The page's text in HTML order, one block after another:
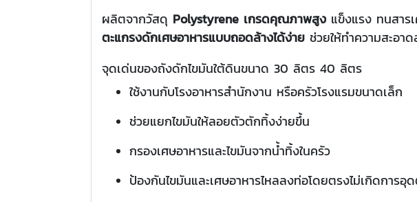
ผลิตจากวัสดุ Polystyrene เกรดคุณภาพสูง แข็งแรง ทนสาร
ตะแกรงดักเศษอาหารแบบถอดล้างได้ง่าย ช่วยให้ทำความสะอา
จุดเด่นของถังดักไขมันใต้ดินขนาด 30 ลิตร 40 ลิตร
ใช้งานกับโรงอาหารสำนักงาน หรือครัวโรงแรมขนาดเล็ก
ช่วยแยกไขมันให้ลอยตัวตักทิ้งง่ายขึ้น
กรองเศษอาหารและไขมันจากน้ำทิ้งในครัว
ป้องกันไขมันและเศษอาหารไหลลงท่อโดยตรงไม่เกิดการ